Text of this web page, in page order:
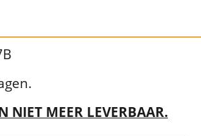
NIET MEER LEVERBAAR.